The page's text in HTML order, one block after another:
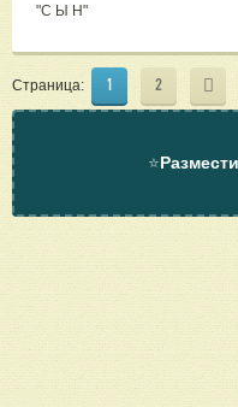
"С Ы Н"
Страница: 1 2
⭐